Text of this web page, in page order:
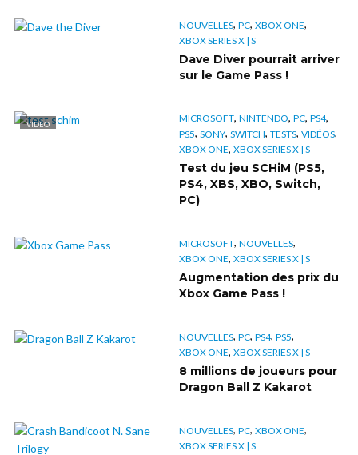
NOUVELLES, PC, XBOX ONE,
XBOX SERIES X | S
Dave Diver pourrait arriver
sur le Game Pass !
VIDÉO
MICROSOFT, NINTENDO, PC, PS4,
PS5, SONY, SWITCH, TESTS, VIDÉOS,
XBOX ONE, XBOX SERIES X | S
Test du jeu SCHiM (PS5,
PS4, XBS, XBO, Switch,
PC)
MICROSOFT, NOUVELLES,
XBOX ONE, XBOX SERIES X | S
Augmentation des prix du
Xbox Game Pass !
NOUVELLES, PC, PS4, PS5,
XBOX ONE, XBOX SERIES X | S
8 millions de joueurs pour
Dragon Ball Z Kakarot
NOUVELLES, PC, XBOX ONE,
XBOX SERIES X | S